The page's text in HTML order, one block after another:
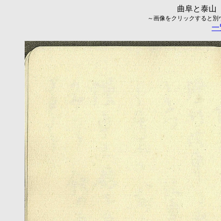
曲阜と泰山
～画像をクリックすると
一